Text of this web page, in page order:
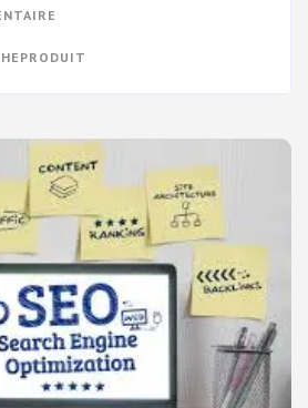
RÉFÉRENCEMENT
GOOGLE
LES
CLÉS
DU
SUCCÈS